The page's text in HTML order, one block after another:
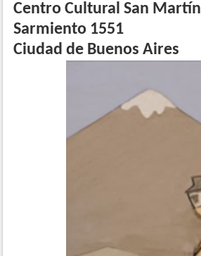
Centro Cultural San Martín
Sarmiento 1551
Ciudad de Buenos Aires